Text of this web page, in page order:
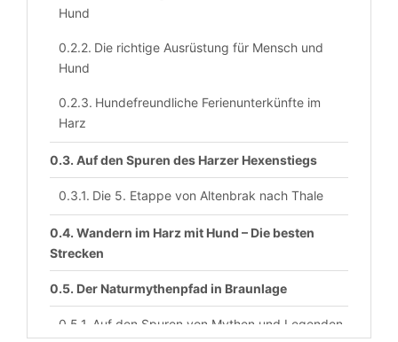
Hund
Die richtige Ausrüstung für Mensch und
Hund
Hundefreundliche Ferienunterkünfte im
Harz
Auf den Spuren des Harzer Hexenstiegs
Die 5. Etappe von Altenbrak nach Thale
Wandern im Harz mit Hund – Die besten
Strecken
Der Naturmythenpfad in Braunlage
Auf den Spuren von Mythen und Legenden